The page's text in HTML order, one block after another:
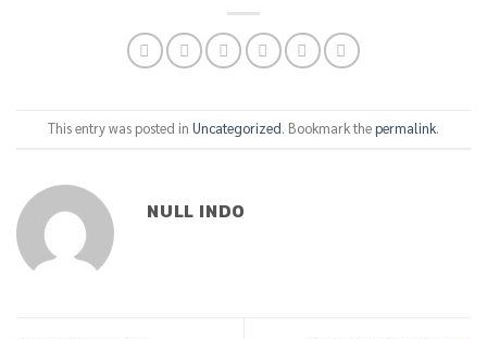
This entry was posted in Uncategorized. Bookmark thepermalink.
NULL INDO